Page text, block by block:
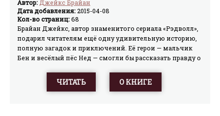
Автор: Джейкс Брайан
Дата добавления:2015-04-08
Кол-во страниц:68
Брайан Джейкc, автор знаменитого сериала «Рэдволл»,
подарил читателям ещё одну удивительную историю,
полную загадок и приключений. Её герои — мальчик
Бен и весёлый пёс Нед — смогли бы рассказать правду о
с проклятого корабля остались в живых. Но то, что
случилось давным-давно у мыса Горн, не должен знать
ЧИТАТЬ О КНИГЕ